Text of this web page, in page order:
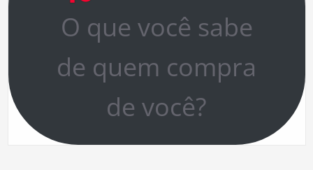
O que você sabe
de quem compra
de você?